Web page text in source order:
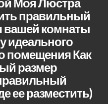
правильный
вашей комнаты
идеального
помещения Как
размер
ее разместить)